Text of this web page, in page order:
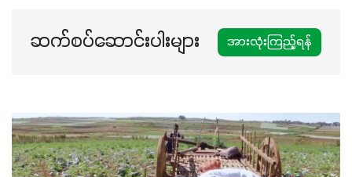
ဆက်စပ်ဆောင်းပါးများ အားလုံးကြည့်ရန်